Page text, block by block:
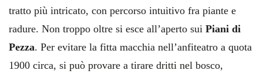
tratto più intricato, con percorso intuitivo fra piante e
radure. Non troppo oltre si esce all’aperto sui Piani di
Pezza. Per evitare la fitta macchia nell’anfiteatro a quota
1900 circa, si può provare a tirare dritti nel bosco,